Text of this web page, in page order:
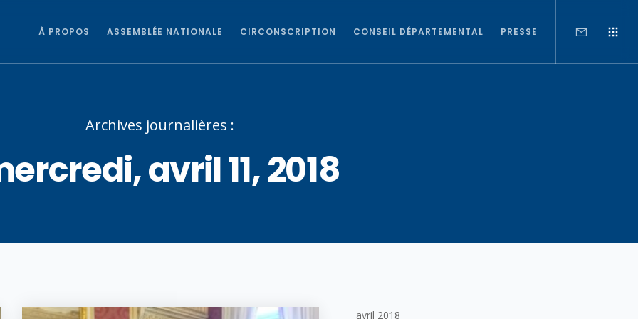
À PROPOS ASSEMBLÉE NATIONALE CIRCONSCRIPTION CONSEIL DÉPARTEMENTAL PRESSE
Archives journalières :
avril 11, 2018
avril 2018